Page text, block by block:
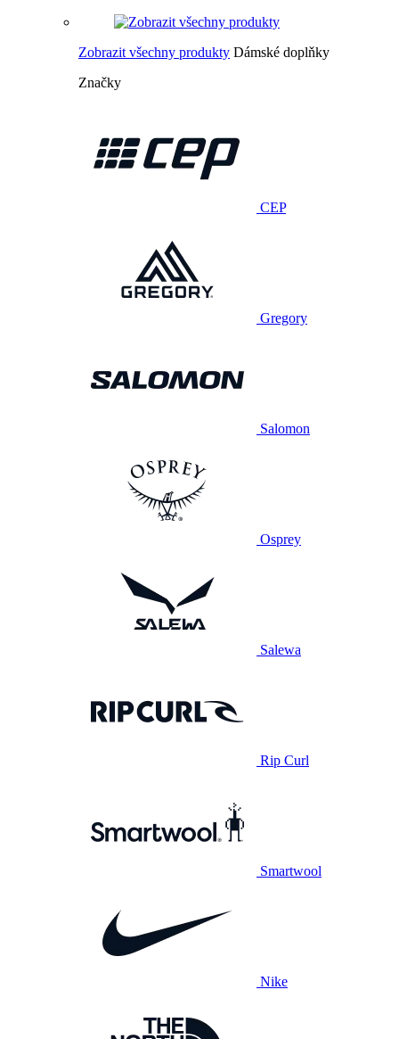
Zobrazit všechny produkty Dámské doplňky
Značky
CEP
Gregory
Salomon
Osprey
Salewa
Rip Curl
Smartwool
Nike